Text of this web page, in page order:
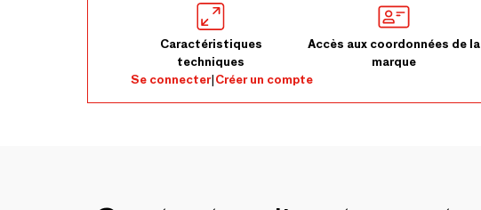
Caractéristiques
techniques
Accès aux coordonnées de la
marque
Se connecter|Créer un compte